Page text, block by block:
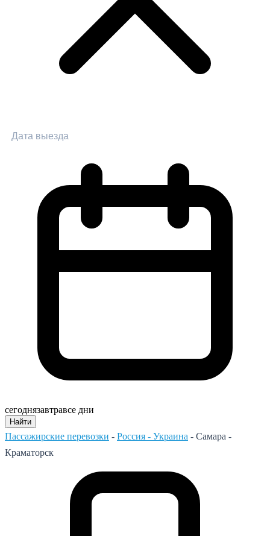
сегоднязавтравсе дни
Найти
Пассажирские перевозки - Россия - Украина - Самара -
Краматорск